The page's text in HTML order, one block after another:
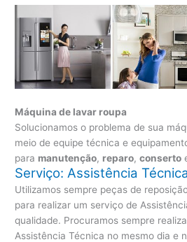
Máquina de lavar roupa
Solucionamos o problema de sua
meio de equipe técnica e
para manutenção, reparo,conserto
Serviço: Assistência
Utilizamos sempre peças de
para realizar um serviço de
qualidade. Procuramos sempre
Assistência Técnica no mesmo dia e